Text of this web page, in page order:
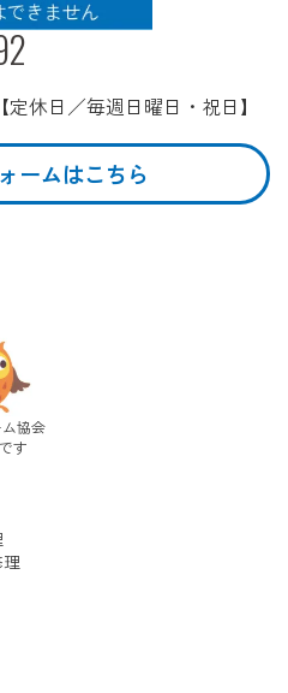
休日／毎週日曜日・祝日】
ームはこちら
協会
す